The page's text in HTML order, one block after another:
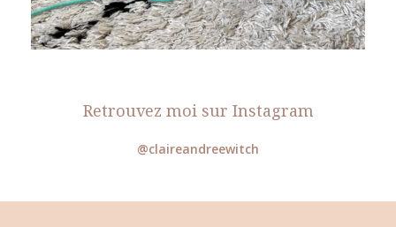
Retrouvez moi sur Instagram
@claireandreewitch